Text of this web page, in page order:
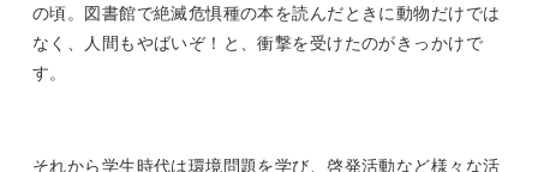
の頃。図書館で絶滅危惧種の本を読んだときに動物だけでは
なく、人間もやばいぞ！と、衝撃を受けたのがきっかけで
す。
それから学生時代は環境問題を学び、啓発活動など様々な活